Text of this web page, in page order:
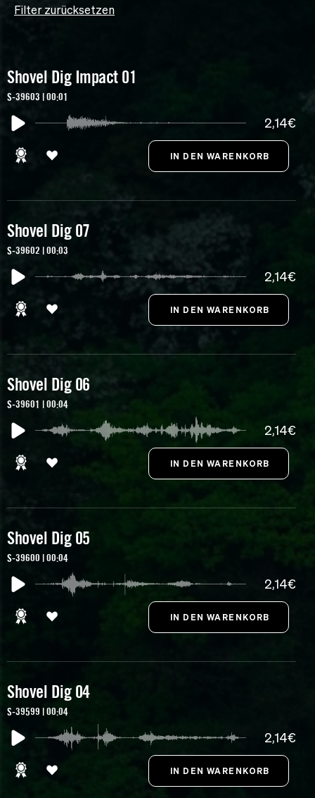
Filter zurücksetzen
Shovel Dig Impact 01
S-39603 | 00:01
2,14€
Shovel Dig 07
S-39602 | 00:03
2,14€
Shovel Dig 06
S-39601 | 00:04
2,14€
Shovel Dig 05
S-39600 | 00:04
2,14€
Shovel Dig 04
S-39599 | 00:04
2,14€